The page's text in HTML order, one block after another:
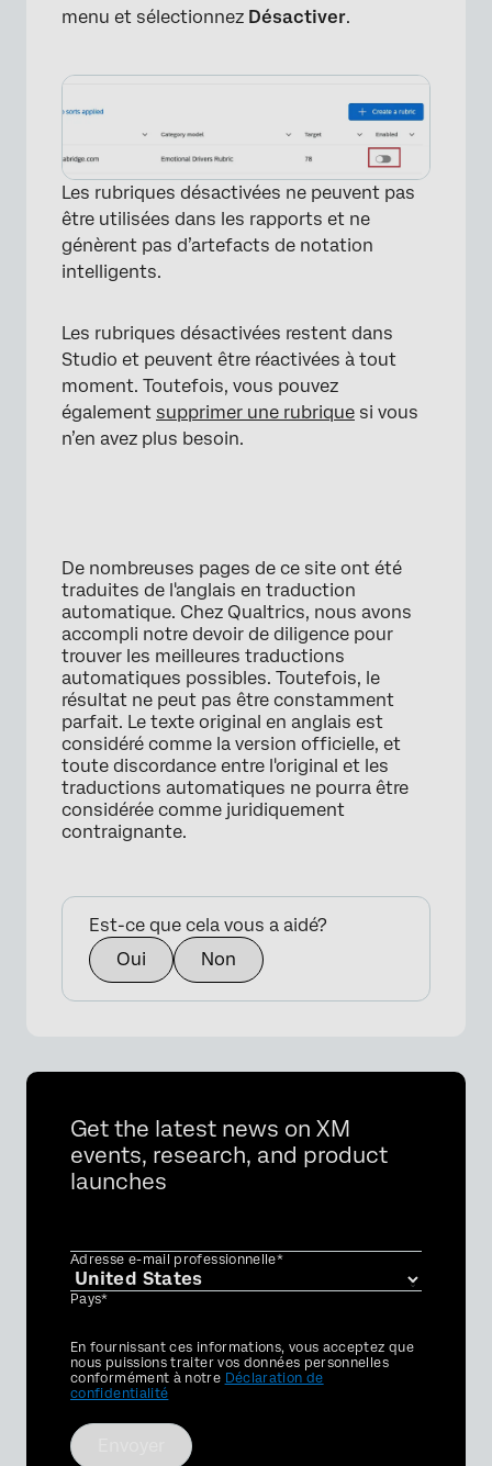
menu et sélectionnez Désactiver.
Les rubriques désactivées ne peuvent pas
être utilisées dans les rapports et ne
génèrent pas d’artefacts de notation
intelligents.
Les rubriques désactivées restent dans
Studio et peuvent être réactivées à tout
moment. Toutefois, vous pouvez
également supprimer une rubrique si vous
n’en avez plus besoin.
De nombreuses pages de ce site ont été
traduites de l'anglais en traduction
automatique. Chez Qualtrics, nous avons
accompli notre devoir de diligence pour
trouver les meilleures traductions
automatiques possibles. Toutefois, le
résultat ne peut pas être constamment
parfait. Le texte original en anglais est
considéré comme la version officielle, et
toute discordance entre l'original et les
traductions automatiques ne pourra être
considérée comme juridiquement
contraignante.
Est-ce que cela vous a aidé?
Oui
Non
Get the latest news on XM
events, research, and product
launches
Adresse e-mail professionnelle*
Pays*
Privacy
Optin
En fournissant ces informations, vous acceptez que
nous puissions traiter vos données personnelles
conformément à notre Déclaration de
confidentialité